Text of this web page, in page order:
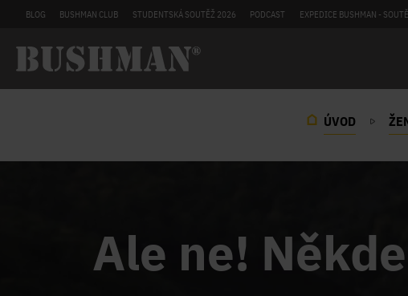
BLOG BUSHMAN CLUB STUDENTSKÁ SOUTĚŽ 2026 PODCAST EXPEDICE BUSHMAN -
ÚVOD
Ale ne!